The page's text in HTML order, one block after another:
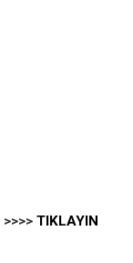
>>>> TIKLAYIN